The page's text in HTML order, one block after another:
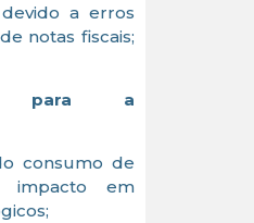
a erros
notas fiscais;
para a
consumo de
impacto em